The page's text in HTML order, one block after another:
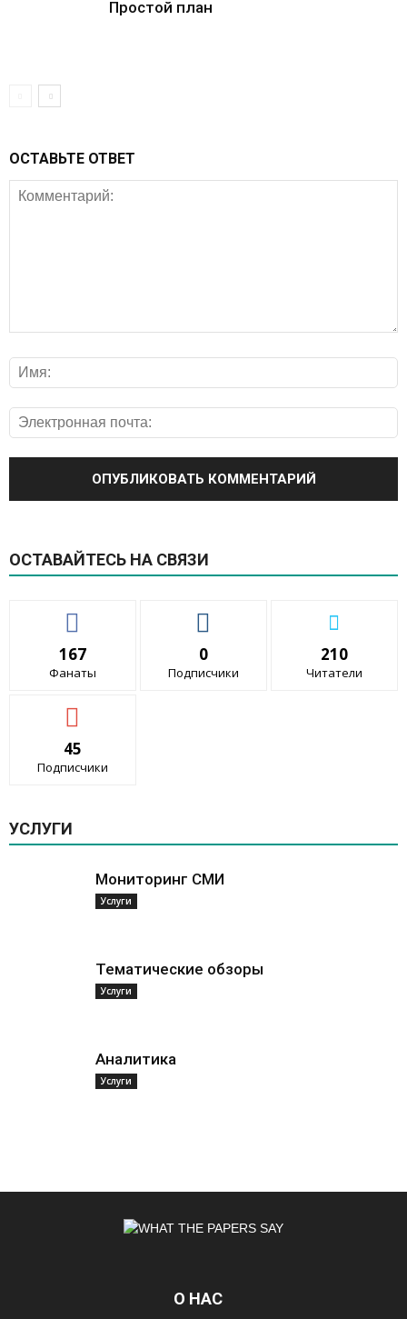
Простой план
ОСТАВЬТЕ ОТВЕТ
ОСТАВАЙТЕСЬ НА СВЯЗИ
167
Фанаты
0
Подписчики
210
Читатели
45
Подписчики
УСЛУГИ
Мониторинг СМИ
Услуги
Тематические обзоры
Услуги
Аналитика
Услуги
О НАС